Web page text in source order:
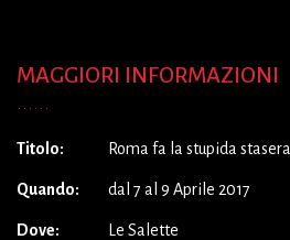
MAGGIORI INFORMAZIONI
Titolo: Roma fa la stupida stasera
Quando: dal 7 al 9 Aprile 2017
Dove: Le Salette